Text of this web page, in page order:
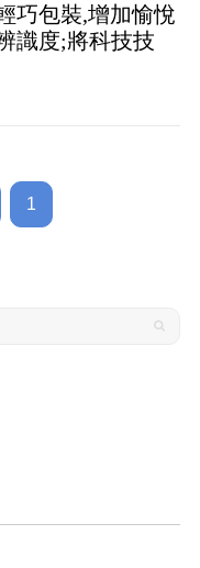
巧包裝,增加愉悅
識度;將科技技
1